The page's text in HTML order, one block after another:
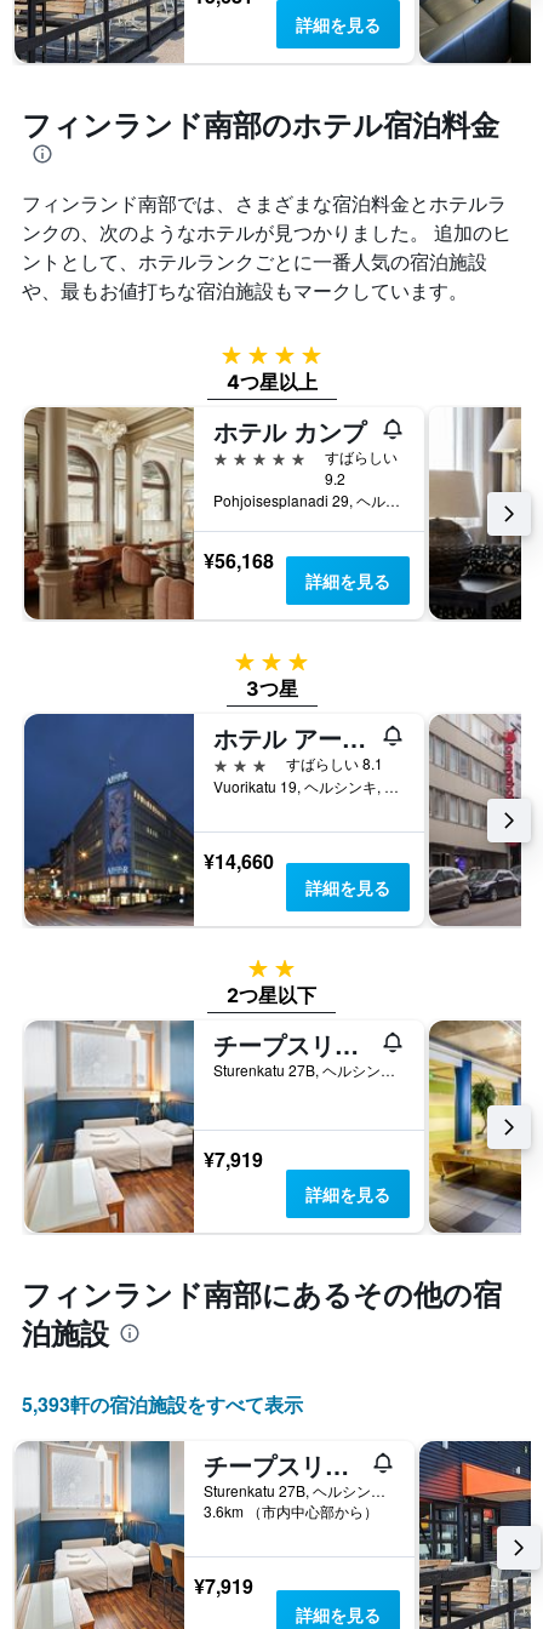
詳細を見る
フィンランド南部のホテル宿泊料金
フィンランド南部では、さまざまな宿泊料金とホテルラ
ンクの、次のようなホテルが見つかりました。 追加のヒ
ントとして、ホテルランクごとに一番人気の宿泊施設
や、最もお値打ちな宿泊施設もマークしています。
4つ星
4つ星以上
ホテル カンプ
5つ星
すばらしい
9.2
Pohjoisesplanadi 29, ヘルシンキ, Uusimaa, フィンランド
¥56,168
詳細を見る
3つ星
3つ星
ホテル アーサー
3つ星
すばらしい 8.1
Vuorikatu 19, ヘルシンキ, Uusimaa, フィンランド
¥14,660
詳細を見る
2つ星
2つ星以下
チープスリープ ホステル ヘルシンキ
Sturenkatu 27B, ヘルシンキ, Uusimaa, フィンランド
¥7,919
詳細を見る
フィンランド南部​にあるその他の宿
泊施設
5,393​軒の宿泊施設をすべて表示
チープスリープ ホステル ヘルシンキ
Sturenkatu 27B, ヘルシンキ, Uusimaa, フィンランド
3.6km （市内中心部から）
¥7,919
詳細を見る